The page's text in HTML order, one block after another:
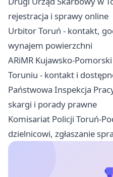
rejestracja i sprawy online
Urbitor Toruń - kontakt,
wynajem powierzchni
ARiMR Kujawsko-
Toruniu - kontakt i
Państwowa Inspekcja
skargi i porady prawne
Komisariat Policji Toruń-
dzielnicowi, zgłaszanie